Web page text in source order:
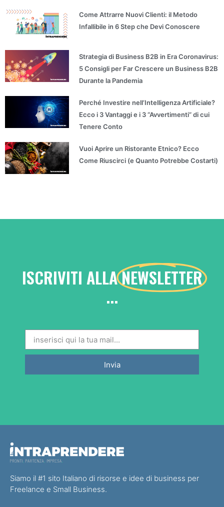
Come Attrarre Nuovi Clienti: il Metodo
Infallibile in 6 Step che Devi Conoscere
Strategia di Business B2B in Era Coronavirus:
5 Consigli per Far Crescere un Business B2B
Durante la Pandemia
Perché Investire nell’Intelligenza Artificiale?
Ecco i 3 Vantaggi e i 3 “Avvertimenti” di cui
Tenere Conto
Vuoi Aprire un Ristorante Etnico? Ecco
Come Riuscirci (e Quanto Potrebbe Costarti)
ISCRIVITI ALLANEWSLETTER
...
Invia
Siamo il #1 sito Italiano di risorse e idee di business per
Freelance e Small Business.